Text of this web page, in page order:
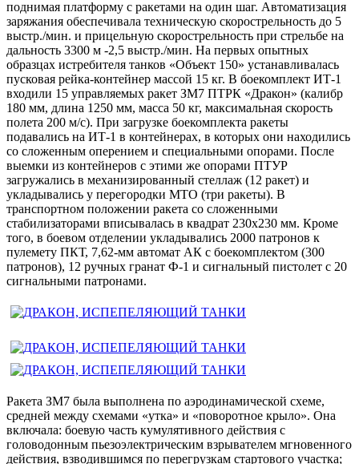
поднимая платформу с ракетами на один шаг. Автоматизация
заряжания обеспечивала техническую скорострельность до 5
выстр./мин. и прицельную скорострельность при стрельбе на
дальность 3300 м -2,5 выстр./мин. На первых опытных
образцах истребителя танков «Объект 150» устанавливалась
пусковая рейка-контейнер массой 15 кг. В боекомплект ИТ-1
входили 15 управляемых ракет ЗМ7 ПТРК «Дракон» (калибр
180 мм, длина 1250 мм, масса 50 кг, максимальная скорость
полета 200 м/с). При загрузке боекомплекта ракеты
подавались на ИТ-1 в контейнерах, в которых они находились
со сложенным оперением и специальными опорами. После
выемки из контейнеров с этими же опорами ПТУР
загружались в механизированный стеллаж (12 ракет) и
укладывались у перегородки МТО (три ракеты). В
транспортном положении ракета со сложенными
стабилизаторами вписывалась в квадрат 230x230 мм. Кроме
того, в боевом отделении укладывались 2000 патронов к
пулемету ПКТ, 7,62-мм автомат АК с боекомплектом (300
патронов), 12 ручных гранат Ф-1 и сигнальный пистолет с 20
сигнальными патронами.
Ракета ЗМ7 была выполнена по аэродинамической схеме,
средней между схемами «утка» и «поворотное крыло». Она
включала: боевую часть кумулятивного действия с
головодонным пьезоэлектрическим взрывателем мгновенного
действия, взводившимся по перегрузкам стартового участка;